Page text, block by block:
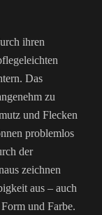
ihren
Das
zu
und Flecken
problemlos
der
zeichnen
aus – auch
und Farbe.